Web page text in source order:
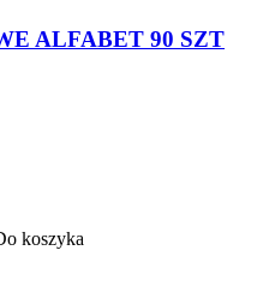
ALFABET 90 SZT
koszyka